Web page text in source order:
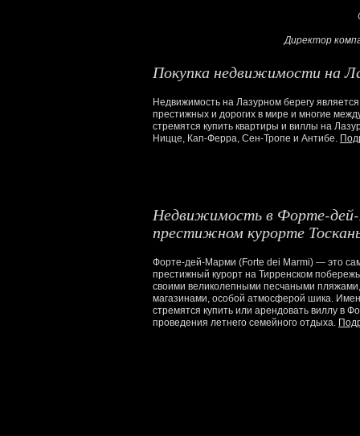
Директор
Покупка недвижимости на
Недвижимость на Лазурном берегу
престижных и дорогих в мире и многие
стремятся купить квартиры и виллы на
Ницце, Кап-Ферра, Сен-Тропе и Антибе.
Недвижимость в Форте-
престижном курорте
Форте-дей-Марми (Forte dei Marmi) — это
престижный курорт на Тирренском
своими великолепными песчаными
магазинами, особой атмосферой шика.
стремятся купить или арендовать виллу в
проведения летнего семейного отдыха.